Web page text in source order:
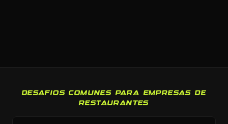
DESAFIOS COMUNES PARA EMPRESAS DE
RESTAURANTES